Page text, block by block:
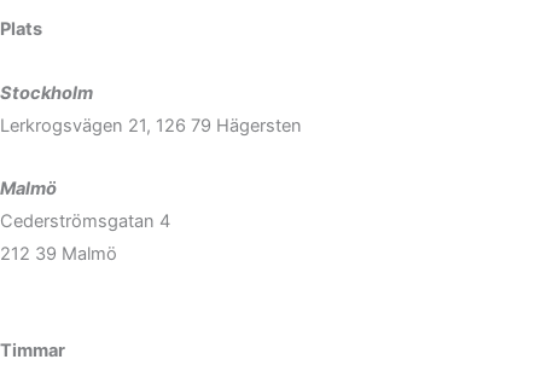
Plats
Stockholm
Lerkrogsvägen 21, 126 79 Hägersten
Malmö
Cederströmsgatan 4
212 39 Malmö
Timmar